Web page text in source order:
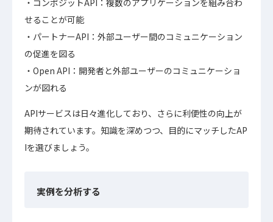
コンポジットAPI：複数のアプリケーションを組み合わ
せることが可能
パートナーAPI：外部ユーザー間のコミュニケーション
の促進を図る
Open API：開発者と外部ユーザーのコミュニケーショ
ンが図れる
APIサービスは日々進化しており、さらに利便性の向上が
期待されています。知識を深めつつ、目的にマッチしたAP
Iを選びましょう。
実例を分析する